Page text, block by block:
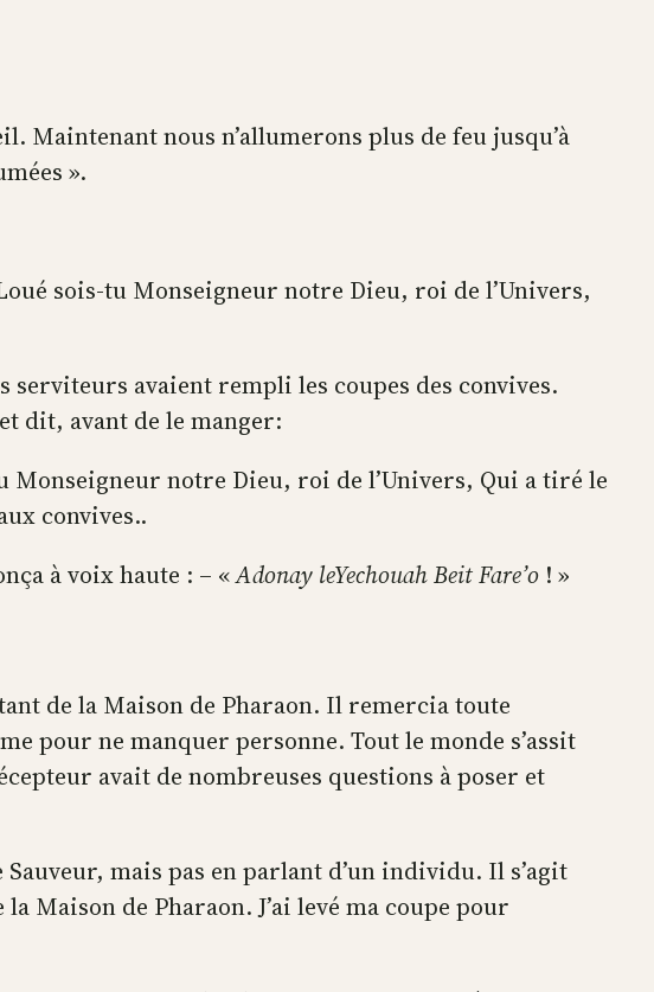
Maintenant nous n’allumerons plus de feu jusqu’à
».
sois-tu Monseigneur notre Dieu, roi de l’Univers,
serviteurs avaient rempli les coupes des convives.
dit, avant de le manger:
Monseigneur notre Dieu, roi de l’Univers, Qui a tiré le
convives..
à voix haute : – «Adonay leYechouah Beit Fare’o ! »
de la Maison de Pharaon. Il remercia toute
pour ne manquer personne. Tout le monde s’assit
avait de nombreuses questions à poser et
mais pas en parlant d’un individu. Il s’agit
Maison de Pharaon. J’ai levé ma coupe pour